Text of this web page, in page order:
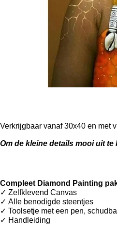
Verkrijgbaar vanaf 30x40 en met
Om de kleine details mooi uit
Compleet Diamond Painting
✓ Zelfklevend Canvas
✓ Alle benodigde steentjes
✓ Toolsetje met een pen,
✓ Handleiding